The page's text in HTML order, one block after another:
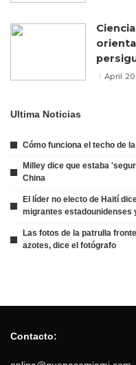
April
Ultima Noticias
Cómo funciona el techo de
Milley dice que estaba
China
El líder no electo de Haití
migrantes estadounidenses
Las fotos de la patrulla
azotes, dice el fotógrafo
Contacto: